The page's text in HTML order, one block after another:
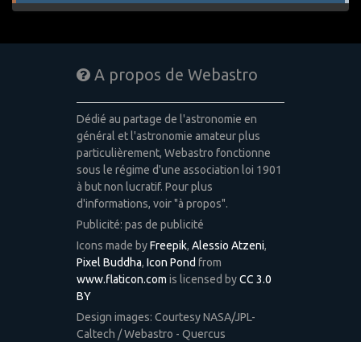
A propos de Webastro
Dédié au partage de l'astronomie en
général et l'astronomie amateur plus
particulièrement, Webastro fonctionne
sous le régime d'une association loi 1901
à but non lucratif. Pour plus
d'informations, voir "à propos".
Publicité: pas de publicité
Icons made byFreepik, Alessio Atzeni,
Pixel Buddha, Icon Pond from
www.flaticon.com is licensed byCC 3.0
BY
Design images: Courtesy NASA/JPL-
Caltech / Webastro - Quercus